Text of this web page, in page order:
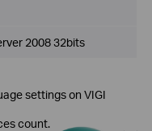
2008 32bits
settings on VIGI
count.